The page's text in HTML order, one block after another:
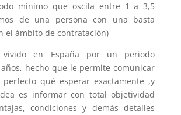
mínimo que oscila entre 1 a 3,5
de una persona con una basta
el ámbito de contratación)
vivido en España por un periodo
hecho que le permite comunicar
perfecto qué esperar exactamente ,y
es informar con total objetividad
condiciones y demás detalles